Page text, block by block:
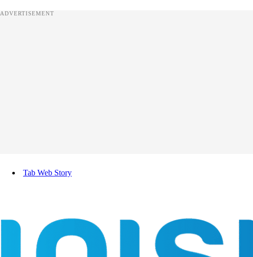
ADVERTISEMENT
Tab Web Story